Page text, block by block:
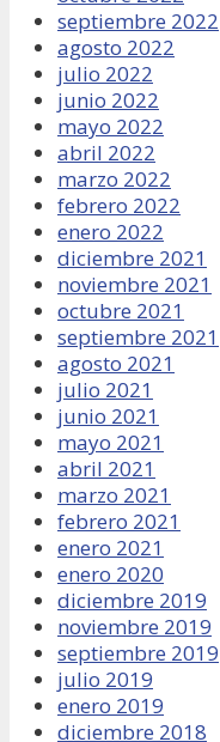
septiembre 2022
agosto 2022
julio 2022
junio 2022
mayo 2022
abril 2022
marzo 2022
febrero 2022
enero 2022
diciembre 2021
noviembre 2021
octubre 2021
septiembre 2021
agosto 2021
julio 2021
junio 2021
mayo 2021
abril 2021
marzo 2021
febrero 2021
enero 2021
enero 2020
diciembre 2019
noviembre 2019
septiembre 2019
julio 2019
enero 2019
diciembre 2018